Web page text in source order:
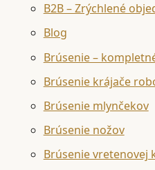
B2B – Zrýchlené
Blog
Brúsenie –
Brúsenie krájače
Brúsenie mlynčekov
Brúsenie nožov
Brúsenie vretenovej